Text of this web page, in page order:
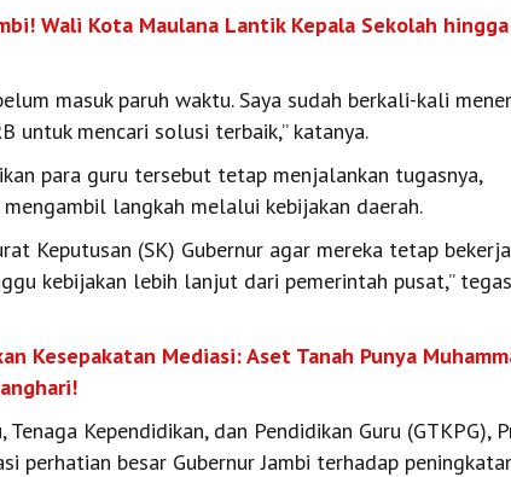
Wali Kota Maulana Lantik Kepala Sekolah hingga
masuk paruh waktu. Saya sudah berkali-kali
untuk mencari solusi terbaik,” katanya.
para guru tersebut tetap menjalankan tugasnya,
langkah melalui kebijakan daerah.
Keputusan (SK) Gubernur agar mereka tetap bekerja
kebijakan lebih lanjut dari pemerintah pusat,” tegas
Kesepakatan Mediasi: Aset Tanah Punya
Kependidikan, dan Pendidikan Guru (GTKPG),
perhatian besar Gubernur Jambi terhadap